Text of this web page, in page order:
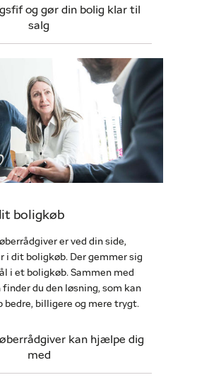
og gør din bolig klar til
salg
boligkøb
er ved din side,
i dit boligkøb. Der gemmer sig
i et boligkøb. Sammen med
finder du den løsning, som kan
bedre, billigere og mere trygt.
kan hjælpe dig
med